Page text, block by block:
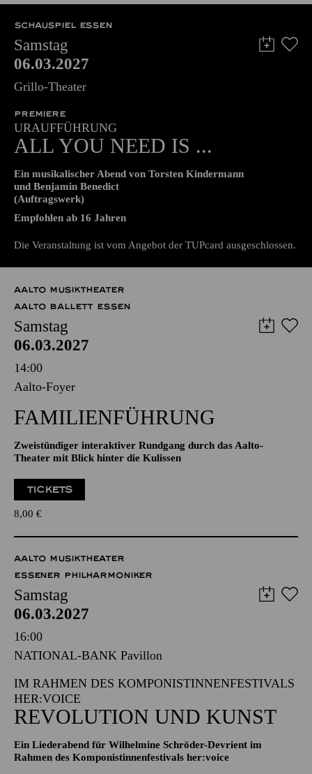
57,00 51,00 42,00 35,00
SCHAUSPIEL ESSEN
Samstag
06.03.2027
Grillo-Theater
URAUFFÜHRUNG
ALL YOU NEED IS ...
Ein musikalischer Abend von Torsten Kindermann
(Auftragswerk)
Die Veranstaltung ist vom Angebot der TUPcard ausgeschlossen.
AALTO MUSIKTHEATER
AALTO BALLETT ESSEN
Samstag
06.03.2027
14:00
FAMILIENFÜHRUNG
Zweistündiger interaktiver Rundgang durch das Aalto-
Theater mit Blick hinter die Kulissen
8,00 €
AALTO MUSIKTHEATER
ESSENER PHILHARMONIKER
Samstag
06.03.2027
16:00
NATIONAL-BANK Pavillon
IM RAHMEN DES KOMPONISTINNENFESTIVALS
HER:VOICE
REVOLUTION UND KUNST